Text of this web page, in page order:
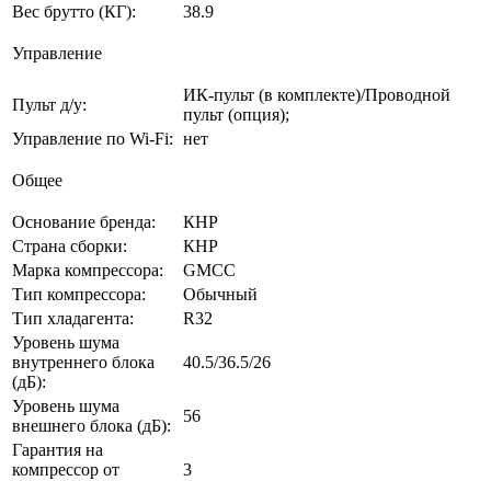
Вес брутто (КГ): 38.9
Управление
Пульт д/у:
ИК-пульт (в комплекте)/Проводной
пульт (опция);
Управление по Wi-Fi: нет
Общее
Основание бренда:
КНР
Страна сборки:
КНР
Марка компрессора:
GMCC
Тип компрессора:
Обычный
Тип хладагента:
R32
Уровень шума
внутреннего блока
(дБ):
40.5/36.5/26
Уровень шума
внешнего блока (дБ):
56
Гарантия на
компрессор от
3